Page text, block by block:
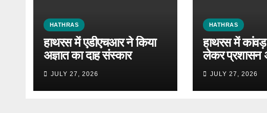
HATHRAS
हाथरस में एडीएचआर ने किया
अज्ञात का दाह संस्कार
JULY 27, 2026
HATHRAS
हाथरस में कांवड़
लेकर प्रशासन
JULY 27, 2026